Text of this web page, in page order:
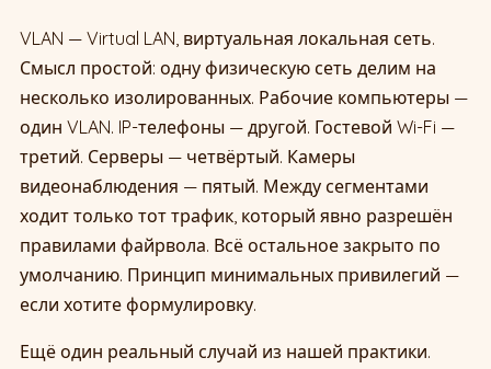
VLAN — Virtual LAN, виртуальная локальная сеть.
Смысл простой: одну физическую сеть делим на
несколько изолированных. Рабочие компьютеры —
один VLAN. IP-телефоны — другой. Гостевой Wi-Fi —
третий. Серверы — четвёртый. Камеры
видеонаблюдения — пятый. Между сегментами
ходит только тот трафик, который явно разрешён
правилами файрвола. Всё остальное закрыто по
умолчанию. Принцип минимальных привилегий —
если хотите формулировку.
Ещё один реальный случай из нашей практики.